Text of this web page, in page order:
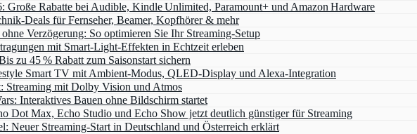
Große Rabatte bei Audible, Kindle Unlimited, Paramount+ und Amazon Hardware
Deals für Fernseher, Beamer, Kopfhörer & mehr
Verzögerung: So optimieren Sie Ihr Streaming-Setup
mit Smart‑Light‑Effekten in Echtzeit erleben
zu 45 % Rabatt zum Saisonstart sichern
Smart TV mit Ambient‑Modus, QLED‑Display und Alexa‑Integration
mit Dolby Vision und Atmos
Interaktives Bauen ohne Bildschirm startet
Dot Max, Echo Studio und Echo Show jetzt deutlich günstiger für Streaming
Neuer Streaming‑Start in Deutschland und Österreich erklärt